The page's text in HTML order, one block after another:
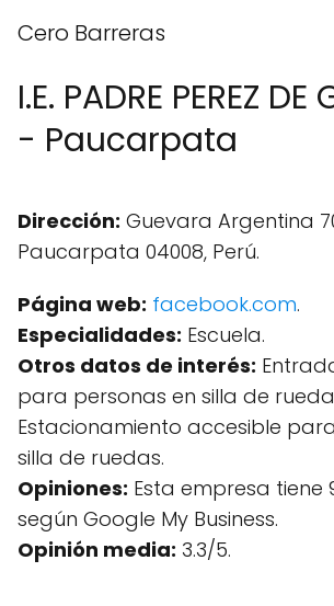
Cero Barreras
I.E. PADRE PEREZ DE
- Paucarpata
Dirección: Guevara Argentina
Paucarpata 04008, Perú.
Página web: facebook.com.
Especialidades: Escuela.
Otros datos de interés:
para personas en silla de
Estacionamiento accesible
silla de ruedas.
Opiniones: Esta empresa tiene
según Google My Business.
Opinión media: 3.3/5.